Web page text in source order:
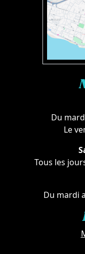
Du
Le
Tous les
Du mardi